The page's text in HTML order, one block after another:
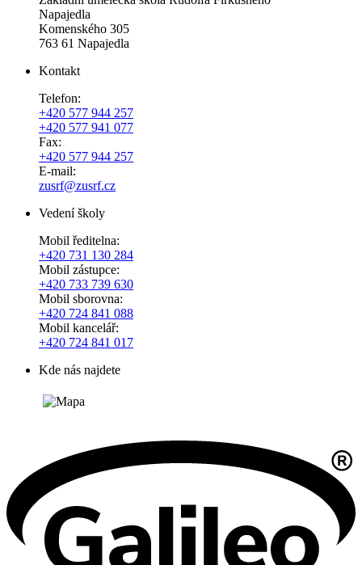
Napajedla
Komenského 305
763 61 Napajedla
Kontakt
Telefon:
+420 577 944 257
+420 577 941 077
Fax:
+420 577 944 257
E-mail:
zusrf@zusrf.cz
Vedení školy
Mobil ředitelna:
+420 731 130 284
Mobil zástupce:
+420 733 739 630
Mobil sborovna:
+420 724 841 088
Mobil kancelář:
+420 724 841 017
Kde nás najdete